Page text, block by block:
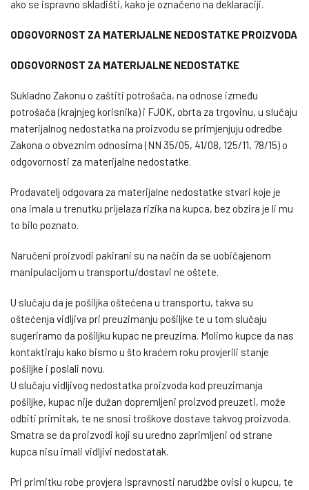
ako se ispravno skladišti, kako je označeno na deklaraciji.
ODGOVORNOST ZA MATERIJALNE NEDOSTATKE PROIZVODA
ODGOVORNOST ZA MATERIJALNE NEDOSTATKE
Sukladno Zakonu o zaštiti potrošača, na odnose između
potrošača (krajnjeg korisnika) i FJOK, obrta za trgovinu, u slučaju
materijalnog nedostatka na proizvodu se primjenjuju odredbe
Zakona o obveznim odnosima (NN 35/05, 41/08, 125/11, 78/15) o
odgovornosti za materijalne nedostatke.
Prodavatelj odgovara za materijalne nedostatke stvari koje je
ona imala u trenutku prijelaza rizika na kupca, bez obzira je li mu
to bilo poznato.
Naručeni proizvodi pakirani su na način da se uobičajenom
manipulacijom u transportu/dostavi ne oštete.
U slučaju da je pošiljka oštećena u transportu, takva su
oštećenja vidljiva pri preuzimanju pošiljke te u tom slučaju
sugeriramo da pošiljku kupac ne preuzima. Molimo kupce da nas
kontaktiraju kako bismo u što kraćem roku provjerili stanje
pošiljke i poslali novu.
U slučaju vidljivog nedostatka proizvoda kod preuzimanja
pošiljke, kupac nije dužan dopremljeni proizvod preuzeti, može
odbiti primitak, te ne snosi troškove dostave takvog proizvoda.
Smatra se da proizvodi koji su uredno zaprimljeni od strane
kupca nisu imali vidljivi nedostatak.
Pri primitku robe provjera ispravnosti narudžbe ovisi o kupcu, te